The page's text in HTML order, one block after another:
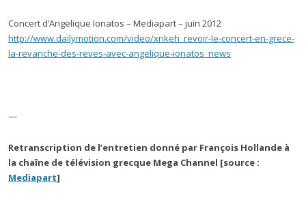
Concert d’Angelique Ionatos – Mediapart – juin 2012
http://www.dailymotion.com/video/xrikeh_revoir-le-concert-en-grece-
la-revanche-des-reves-avec-angelique-ionatos_news
—
Retranscription de l’entretien donné par François Hollande à
la chaîne de télévision grecque Mega Channel [source :
Mediapart]